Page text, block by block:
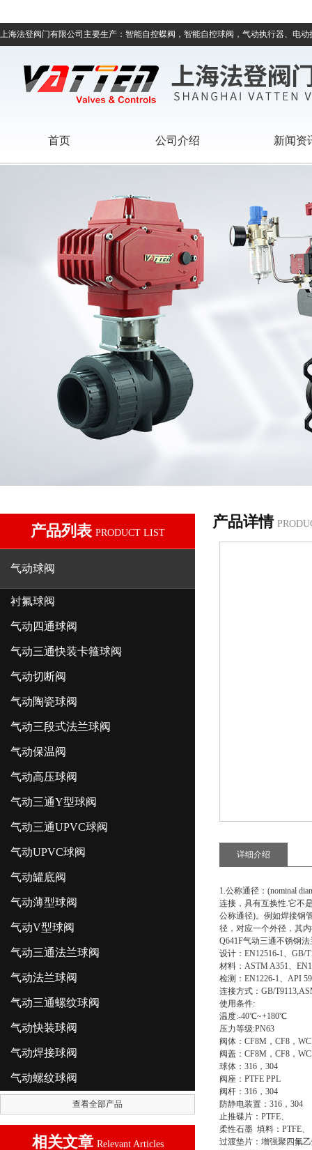
上海法登阀门有限公司主要生产：智能自控蝶阀，智能自控球阀，气动执行器、电
首页 公司介绍 新闻资
产品列表 PRODUCT LIST
气动球阀
衬氟球阀
气动四通球阀
气动三通快装卡箍球阀
气动切断阀
气动陶瓷球阀
气动三段式法兰球阀
气动保温阀
气动高压球阀
气动三通Y型球阀
气动三通UPVC球阀
气动UPVC球阀
气动罐底阀
气动薄型球阀
气动V型球阀
气动三通法兰球阀
气动法兰球阀
气动三通螺纹球阀
气动快装球阀
气动焊接球阀
气动螺纹球阀
查看全部产品
相关文章 Relevant Articles
产品详情
详细介绍
1.公称通径：(nominal
连接，具有互换性.它不
公称通径)。例如焊接钢
径，对应一个外径，其
Q641F气动三通不锈钢
设计：EN12516-1、GB/
材料：ASTM A351、
检测：EN1226-1、API
连接方式：GB/
使用条件:
温度:-40℃~+180℃
压力等级:PN63
阀体：CF8M，CF8，
阀盖：CF8M，CF8，
球体：316，304
阀座：PTFE PPL
阀杆：316，304
防静电装置：316，304
止推碟片：PTFE、
柔性石墨 填料：PTFE
过渡垫片：增强聚四氟